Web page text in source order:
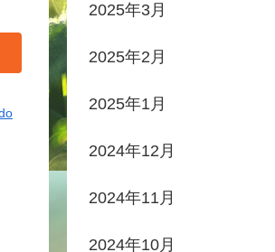
2025年3月
2025年2月
2025年1月
2024年12月
2024年11月
2024年10月